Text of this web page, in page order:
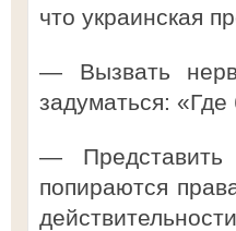
что украинская
— Вызвать
задуматься:
— Представить
попираются